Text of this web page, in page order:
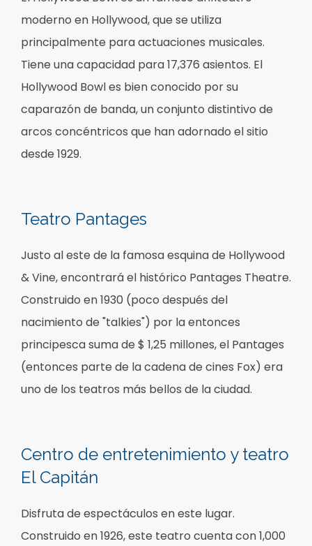
moderno en Hollywood, que se utiliza
principalmente para actuaciones musicales.
Tiene una capacidad para 17,376 asientos. El
Hollywood Bowl es bien conocido por su
caparazón de banda, un conjunto distintivo de
arcos concéntricos que han adornado el sitio
desde 1929.
Teatro Pantages
Justo al este de la famosa esquina de Hollywood
& Vine, encontrará el histórico Pantages Theatre.
Construido en 1930 (poco después del
nacimiento de "talkies") por la entonces
principesca suma de $ 1,25 millones, el Pantages
(entonces parte de la cadena de cines Fox) era
uno de los teatros más bellos de la ciudad.
Centro de entretenimiento y teatro
El Capitán
Disfruta de espectáculos en este lugar.
Construido en 1926, este teatro cuenta con 1,000